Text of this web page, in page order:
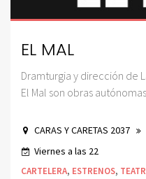
EL MAL
Dramturgia y dirección de
El Mal son obras
CARAS Y CARETAS 2037
Viernes a las 22
CARTELERA, ESTRENOS,